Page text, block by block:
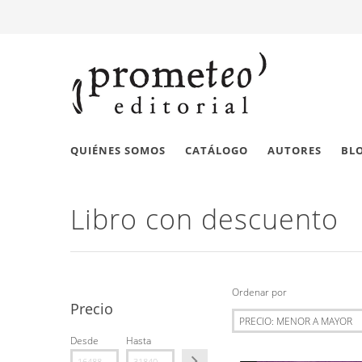
QUIÉNES SOMOS CATÁLOGO AUTORES
Libro con descuento
Precio
Desde Hasta
Ordenar por